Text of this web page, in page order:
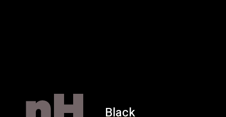
Black